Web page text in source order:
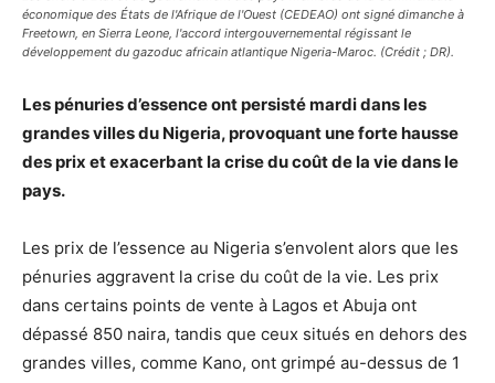
économique des États de l'Afrique de l'Ouest (CEDEAO) ont signé dimanche à
Freetown, en Sierra Leone, l'accord intergouvernemental régissant le
développement du gazoduc africain atlantique Nigeria-Maroc. (Crédit ; DR).
Les pénuries d’essence ont persisté mardi dans les
grandes villes du Nigeria, provoquant une forte hausse
des prix et exacerbant la crise du coût de la vie dans le
pays.
Les prix de l’essence au Nigeria s’envolent alors que les
pénuries aggravent la crise du coût de la vie. Les prix
dans certains points de vente à Lagos et Abuja ont
dépassé 850 naira, tandis que ceux situés en dehors des
grandes villes, comme Kano, ont grimpé au-dessus de 1